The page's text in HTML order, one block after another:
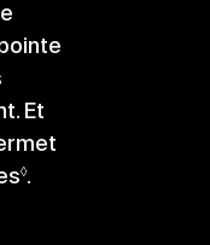
Et
◊Voir
.